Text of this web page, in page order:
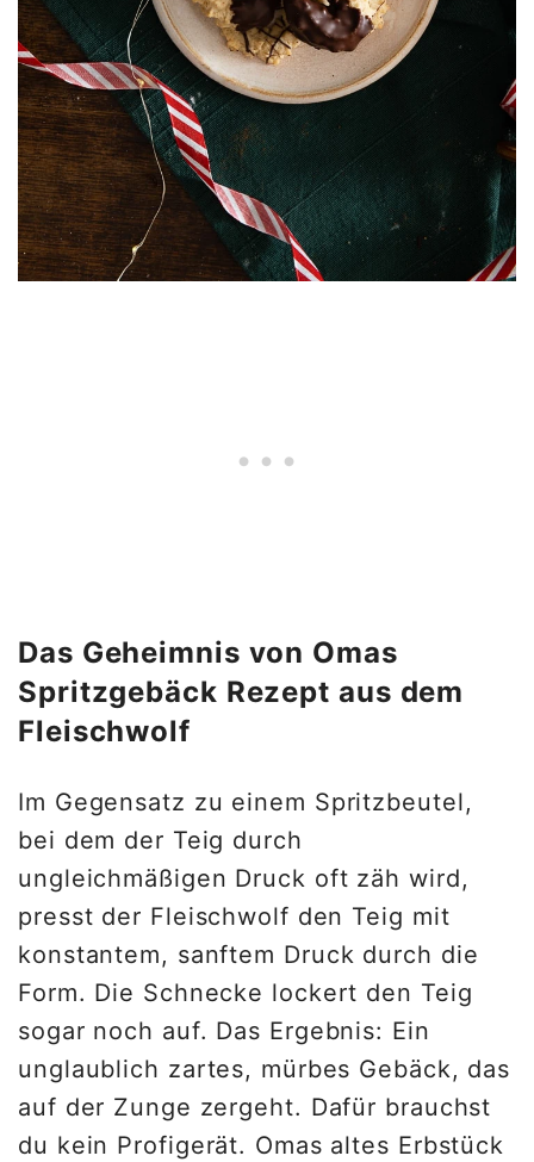
Das Geheimnis von Omas
Spritzgebäck Rezept aus dem
Fleischwolf
Im Gegensatz zu einem Spritzbeutel,
bei dem der Teig durch
ungleichmäßigen Druck oft zäh wird,
presst der Fleischwolf den Teig mit
konstantem, sanftem Druck durch die
Form. Die Schnecke lockert den Teig
sogar noch auf. Das Ergebnis: Ein
unglaublich zartes, mürbes Gebäck, das
auf der Zunge zergeht. Dafür brauchst
du kein Profigerät. Omas altes Erbstück